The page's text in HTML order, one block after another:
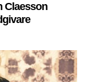
Claesson